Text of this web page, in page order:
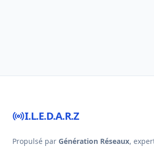
I.L.E.D.A.R.Z
Propulsé par Génération Réseaux,